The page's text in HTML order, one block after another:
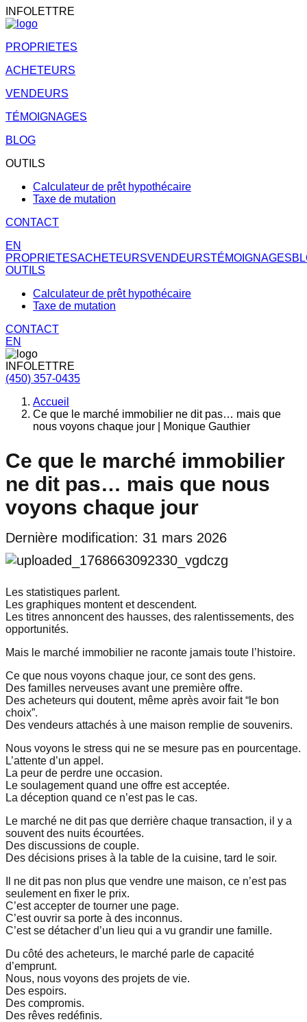
INFOLETTRE
PROPRIETES
ACHETEURS
VENDEURS
TÉMOIGNAGES
BLOG
OUTILS
Calculateur de prêt hypothécaire
Taxe de mutation
CONTACT
EN
PROPRIETESACHETEURSVENDEURSTÉMOIGNAGES
OUTILS
Calculateur de prêt hypothécaire
Taxe de mutation
CONTACT
EN
INFOLETTRE
(450) 357-0435
Accueil
Ce que le marché immobilier ne dit pas… mais que
nous voyons chaque jour | Monique Gauthier
Ce que le marché immobilier
ne dit pas… mais que nous
voyons chaque jour
Dernière modification: 31 mars 2026
Les statistiques parlent.
Les graphiques montent et descendent.
Les titres annoncent des hausses, des ralentissements, des
opportunités.
Mais le marché immobilier ne raconte jamais toute l’histoire.
Ce que nous voyons chaque jour, ce sont des gens.
Des familles nerveuses avant une première offre.
Des acheteurs qui doutent, même après avoir fait “le bon
choix”.
Des vendeurs attachés à une maison remplie de souvenirs.
Nous voyons le stress qui ne se mesure pas en pourcentage.
L’attente d’un appel.
La peur de perdre une occasion.
Le soulagement quand une offre est acceptée.
La déception quand ce n’est pas le cas.
Le marché ne dit pas que derrière chaque transaction, il y a
souvent des nuits écourtées.
Des discussions de couple.
Des décisions prises à la table de la cuisine, tard le soir.
Il ne dit pas non plus que vendre une maison, ce n’est pas
seulement en fixer le prix.
C’est accepter de tourner une page.
C’est ouvrir sa porte à des inconnus.
C’est se détacher d’un lieu qui a vu grandir une famille.
Du côté des acheteurs, le marché parle de capacité
d’emprunt.
Nous, nous voyons des projets de vie.
Des espoirs.
Des compromis.
Des rêves redéfinis.